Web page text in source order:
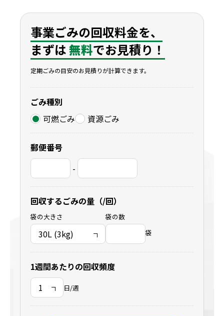
事業ごみの回収料金を、
まずは無料でお見積り！
定期ごみの目安のお見積りが計算できます。
ごみ種別
可燃ごみ
資源ごみ
郵便番号
-
回収するごみの量（/回）
袋の大きさ
袋の数
袋
1週間あたりの回収頻度
日/週